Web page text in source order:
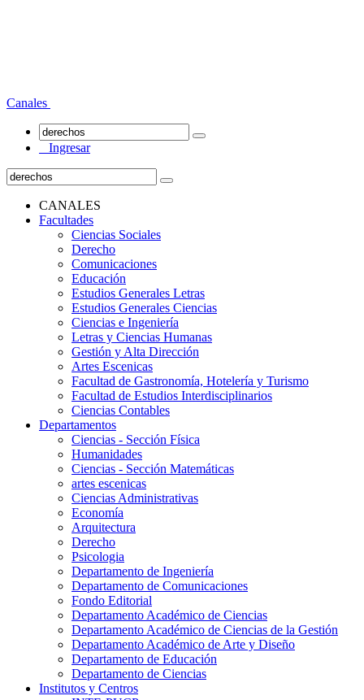
Canales
Ingresar
CANALES
Facultades
Ciencias Sociales
Derecho
Comunicaciones
Educación
Estudios Generales Letras
Estudios Generales Ciencias
Ciencias e Ingeniería
Letras y Ciencias Humanas
Gestión y Alta Dirección
Artes Escenicas
Facultad de Gastronomía, Hotelería y Turismo
Facultad de Estudios Interdisciplinarios
Ciencias Contables
Departamentos
Ciencias - Sección Física
Humanidades
Ciencias - Sección Matemáticas
artes escenicas
Ciencias Administrativas
Economía
Arquitectura
Derecho
Psicologia
Departamento de Ingeniería
Departamento de Comunicaciones
Fondo Editorial
Departamento Académico de Ciencias
Departamento Académico de Ciencias de la Gestión
Departamento Académico de Arte y Diseño
Departamento de Educación
Departamento de Ciencias
Institutos y Centros